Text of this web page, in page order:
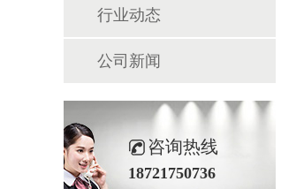
行业动态
公司新闻
咨询热线
18721750736